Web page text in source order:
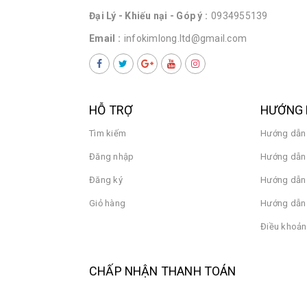
Đại Lý - Khiếu nại - Góp ý : 0934955139
Email : infokimlong.ltd@gmail.com
HỖ TRỢ
Tìm kiếm
Đăng nhập
Đăng ký
Giỏ hàng
HƯỚNG
Hướng
Hướng
Hướng
Hướng
Điều
CHẤP NHẬN THANH TOÁN